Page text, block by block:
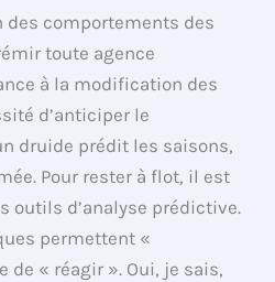
des comportements des
toute agence
à la modification des
d’anticiper le
druide prédit les saisons,
Pour rester à flot, il est
outils d’analyse prédictive.
permettent «
de « réagir ». Oui, je sais,